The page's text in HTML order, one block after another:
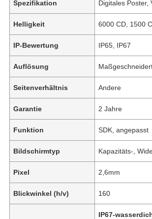
Spezifikation Digitales Poster,
Helligkeit 6000 CD, 1500
IP-Bewertung IP65, IP67
Auflösung
Seitenverhältnis Andere
Garantie 2 Jahre
Funktion SDK, angepasst
Bildschirmtyp Kapazitäts-,
Pixel 2,6mm
Blickwinkel (h/v) 160
IP67-